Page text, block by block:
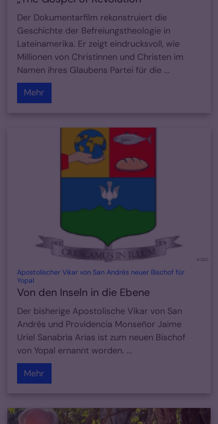
Der Dokumentarfilm rekonstruiert die
Geschichte der Befreiungstheologie in
Lateinamerika. Er zeigt eindrucksvoll, wie
Millionen von Christinnen und Christen im
Namen ihres Glaubens Partei für die ...
Mehr
© CEC
Apostolischer Vikar von San Andrés neuer Bischof für
Yopal
Von den Inseln in die Ebene
Der bisherige Apostolische Vikar von San
Andrés und Providencia Monseñor Jaime
Uriel Sanabria Arias ist zum neuen Bischof
von Yopal ernannt worden. ...
Mehr